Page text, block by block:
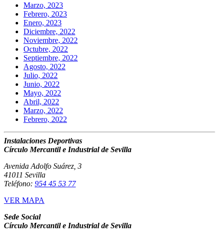
Marzo, 2023
Febrero, 2023
Enero, 2023
Diciembre, 2022
Noviembre, 2022
Octubre, 2022
Septiembre, 2022
Agosto, 2022
Julio, 2022
Junio, 2022
Mayo, 2022
Abril, 2022
Marzo, 2022
Febrero, 2022
Instalaciones Deportivas
Círculo Mercantil e Industrial de Sevilla
Avenida Adolfo Suárez, 3
41011 Sevilla
Teléfono: 954 45 53 77
VER MAPA
Sede Social
Círculo Mercantil e Industrial de Sevilla